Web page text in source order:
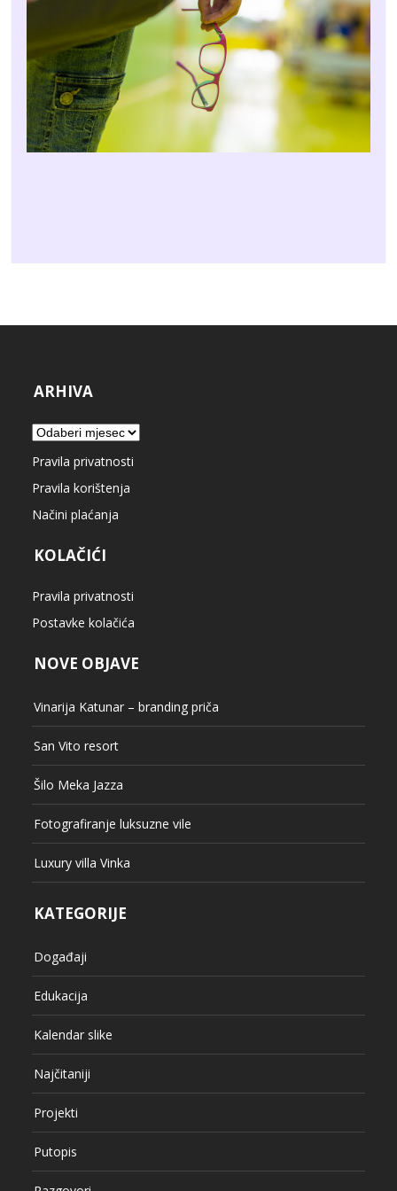
ARHIVA
Arhiva
Pravila privatnosti
Pravila korištenja
Načini plaćanja
KOLAČIĆI
Pravila privatnosti
Postavke kolačića
NOVE OBJAVE
Vinarija Katunar – branding priča
San Vito resort
Šilo Meka Jazza
Fotografiranje luksuzne vile
Luxury villa Vinka
KATEGORIJE
Događaji
Edukacija
Kalendar slike
Najčitaniji
Projekti
Putopis